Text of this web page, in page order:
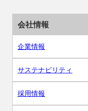
会社情報
企業情報
サステナビリティ
採用情報